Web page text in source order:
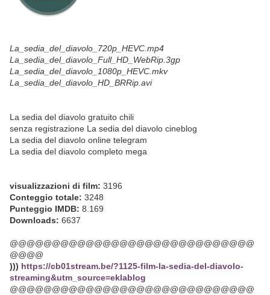
La_sedia_del_diavolo_720p_HEVC.mp4
La_sedia_del_diavolo_Full_HD_WebRip.3gp
La_sedia_del_diavolo_1080p_HEVC.mkv
La_sedia_del_diavolo_HD_BRRip.avi
La sedia del diavolo gratuito chili
senza registrazione La sedia del diavolo cineblog
La sedia del diavolo online telegram
La sedia del diavolo completo mega
visualizzazioni di film: 3196
Conteggio totale: 3248
Punteggio IMDB: 8.169
Downloads: 6637
@@@@@@@@@@@@@@@@@@@@@@@@@@@@@
@@@@
))) https://cb01stream.be/?1125-film-la-sedia-del-diavolo-
streaming&utm_source=eklablog
@@@@@@@@@@@@@@@@@@@@@@@@@@@@@